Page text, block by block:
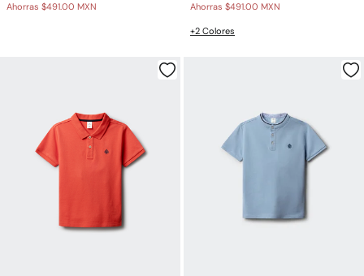
Ahorras $491.00 MXN Ahorras $491.00 MXN
+2 Colores